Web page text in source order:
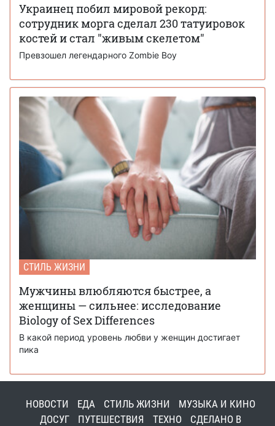
Украинец побил мировой рекорд:
сотрудник морга сделал 230 татуировок
костей и стал "живым скелетом"
Превзошел легендарного Zombie Boy
СТИЛЬ ЖИЗНИ
Мужчины влюбляются быстрее, а
женщины — сильнее: исследование
Biology of Sex Differences
В какой период уровень любви у женщин достигает
пика
НОВОСТИ ЕДА СТИЛЬ ЖИЗНИ
МУЗЫКА И КИНО
ДОСУГ
ПУТЕШЕСТВИЯ ТЕХНО
СДЕЛАНО В